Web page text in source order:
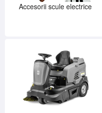
Accesorii scule electrice